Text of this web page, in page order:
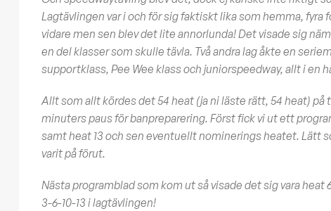
Lagtävlingen var i och för sig faktiskt lika som hemma,
vidare men sen blev det lite annorlunda! Det visade sig
en del klasser som skulle tävla. Två andra lag åkte en
supportklass, Pee Wee klass och juniorspeedway, allt i en
Allt som allt kördes det 54 heat (ja ni läste rätt, 54 heat)
minuters paus för banpreparering. Först fick vi ut ett
samt heat 13 och sen eventuellt nominerings heatet. Lätt
varit på förut.
Nästa programblad som kom ut så visade det sig vara
3-6-10-13 i lagtävlingen!